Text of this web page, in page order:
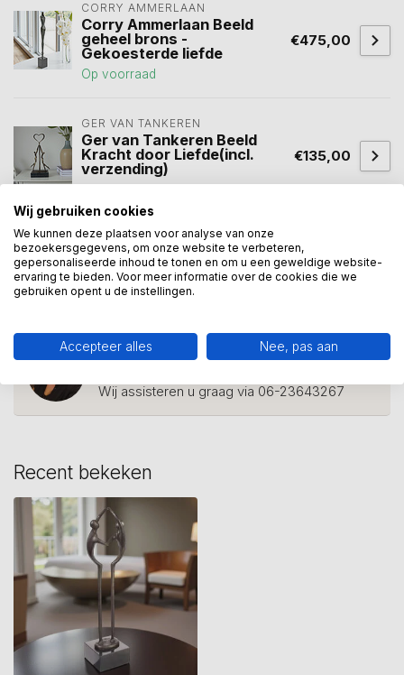
CORRY AMMERLAAN
Corry Ammerlaan Beeld
geheel brons -
Gekoesterde liefde
Op voorraad
€475,00
GER VAN TANKEREN
Ger van Tankeren Beeld
Kracht door Liefde(incl.
verzending)
€135,00
cadeau(114) Holding(1) huwelijk(10) liefde (41)
Samen
Heeft u een vraag over dit
Wij assisteren u graag via 06-23643267
Recent bekeken
Wij gebruiken cookies
We kunnen deze plaatsen voor analyse van onze
bezoekersgegevens, om onze website te verbeteren,
gepersonaliseerde inhoud te tonen en om u een geweldige website-
ervaring te bieden. Voor meer informatie over de cookies die we
gebruiken opent u de instellingen.
Accepteer alles Nee, pas aan